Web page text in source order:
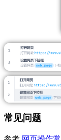
常见问题